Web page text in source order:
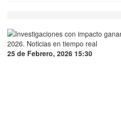
25 de Febrero, 2026 15:30